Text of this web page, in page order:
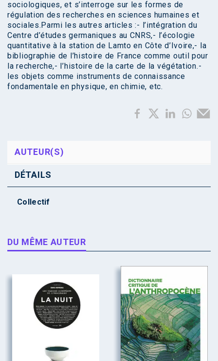
sociologiques, et s’interroge sur les formes de
régulation des recherches en sciences humaines et
sociales.Parmi les autres articles :- l’intégration du
Centre d’études germaniques au CNRS,- l’écologie
quantitative à la station de Lamto en Côte d’Ivoire,- la
bibliographie de l’histoire de France comme outil pour
la recherche,- l’histoire de la carte de la végétation.-
les objets comme instruments de connaissance
fondamentale en physique, en chimie, etc.
AUTEUR(S)
DÉTAILS
Collectif
DU MÊME AUTEUR